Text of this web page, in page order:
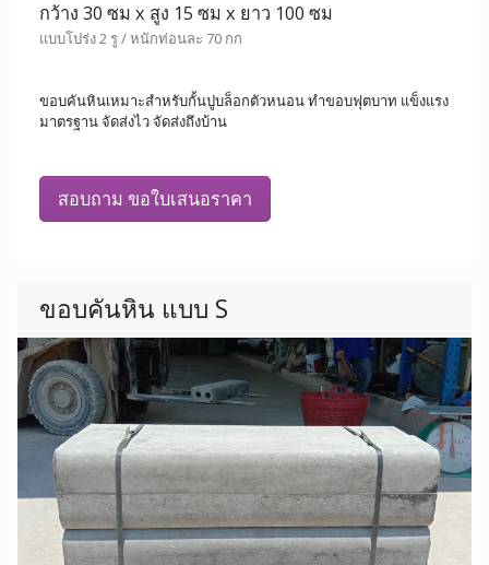
กว้าง 30 ซม x สูง 15 ซม x ยาว 100 ซม
แบบโปร่ง 2 รู / หนักท่อนละ 70 กก
ขอบคันหินเหมาะสำหรับกั้นปูบล็อกตัวหนอน ทำขอบฟุตบาท แข็งแรง
มาตรฐาน จัดส่งไว จัดส่งถึงบ้าน
สอบถาม ขอใบเสนอราคา
ขอบคันหิน แบบ S